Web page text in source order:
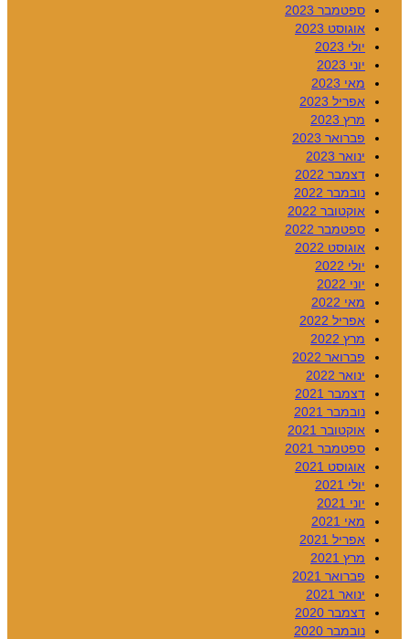
ספטמבר 2023
אוגוסט 2023
יולי 2023
יוני 2023
מאי 2023
אפריל 2023
מרץ 2023
פברואר 2023
ינואר 2023
דצמבר 2022
נובמבר 2022
אוקטובר 2022
ספטמבר 2022
אוגוסט 2022
יולי 2022
יוני 2022
מאי 2022
אפריל 2022
מרץ 2022
פברואר 2022
ינואר 2022
דצמבר 2021
נובמבר 2021
אוקטובר 2021
ספטמבר 2021
אוגוסט 2021
יולי 2021
יוני 2021
מאי 2021
אפריל 2021
מרץ 2021
פברואר 2021
ינואר 2021
דצמבר 2020
נובמבר 2020